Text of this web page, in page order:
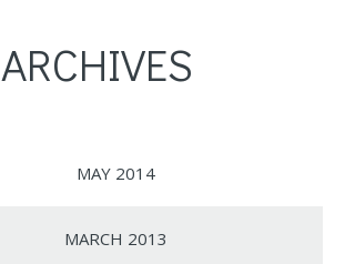
ARCHIVES
MAY 2014
MARCH 2013